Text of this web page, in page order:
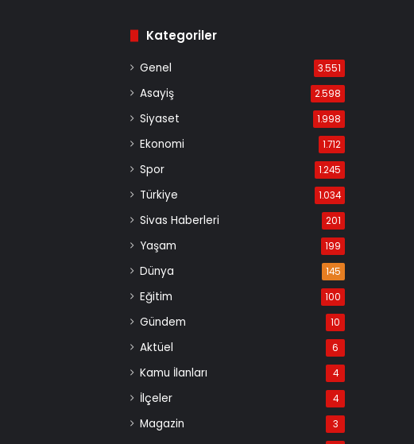
Kategoriler
Genel 3.551
Asayiş 2.598
Siyaset 1.998
Ekonomi 1.712
Spor 1.245
Türkiye 1.034
Sivas Haberleri 201
Yaşam 199
Dünya 145
Eğitim 100
Gündem 10
Aktüel 6
Kamu İlanları 4
İlçeler 4
Magazin 3